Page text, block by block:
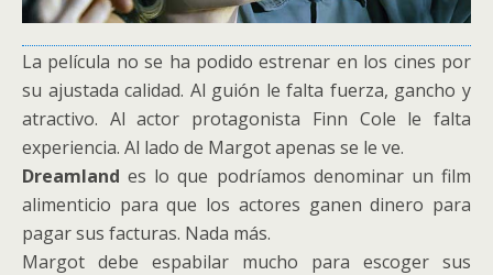
La película no se ha podido estrenar en los cines por
su ajustada calidad. Al guión le falta fuerza, gancho y
atractivo. Al actor protagonista Finn Cole le falta
experiencia. Al lado de Margot apenas se le ve.
Dreamlandes lo que podríamos denominar un film
alimenticio para que los actores ganen dinero para
pagar sus facturas. Nada más.
Margot debe espabilar mucho para escoger sus